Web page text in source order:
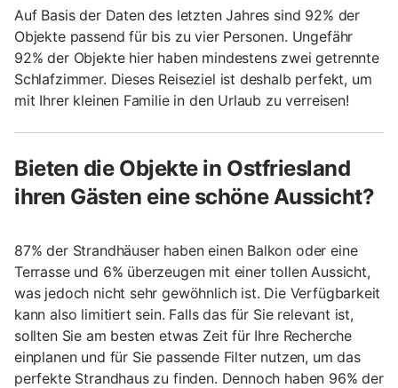
Auf Basis der Daten des letzten Jahres sind 92% der
Objekte passend für bis zu vier Personen. Ungefähr
92% der Objekte hier haben mindestens zwei getrennte
Schlafzimmer. Dieses Reiseziel ist deshalb perfekt, um
mit Ihrer kleinen Familie in den Urlaub zu verreisen!
Bieten die Objekte in Ostfriesland
ihren Gästen eine schöne Aussicht?
87% der Strandhäuser haben einen Balkon oder eine
Terrasse und 6% überzeugen mit einer tollen Aussicht,
was jedoch nicht sehr gewöhnlich ist. Die Verfügbarkeit
kann also limitiert sein. Falls das für Sie relevant ist,
sollten Sie am besten etwas Zeit für Ihre Recherche
einplanen und für Sie passende Filter nutzen, um das
perfekte Strandhaus zu finden. Dennoch haben 96% der